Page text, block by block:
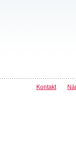
Kontakt